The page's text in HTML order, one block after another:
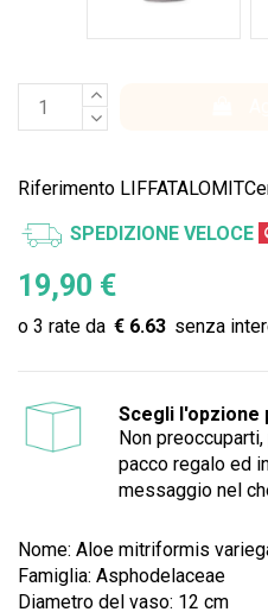
Riferimento
SPEDIZIONE VELOCE
19,90 €
€ 6.63
Scegli l'opzione
Non
pacco regalo ed
messaggio nel
Nome: Aloe mitriformis
Famiglia: Asphodelaceae
Diametro del vaso: 12 cm